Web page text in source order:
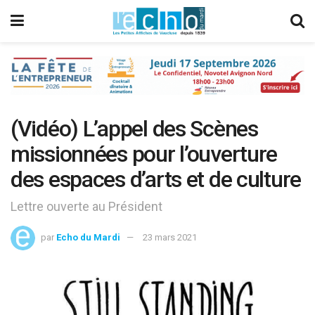
(Vidéo) L’appel des Scènes
missionnées pour l’ouverture
des espaces d’arts et de culture
Lettre ouverte au Président
par Echo du Mardi 23 mars 2021